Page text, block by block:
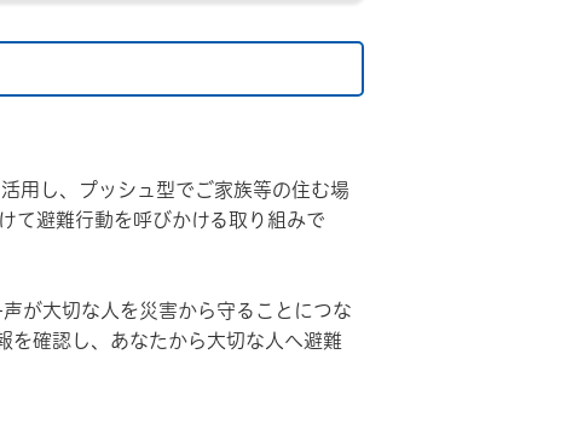
用し、プッシュ型でご家族等の住む場
て避難行動を呼びかける取り組みで
が大切な人を災害から守ることにつな
を確認し、あなたから大切な人へ避難